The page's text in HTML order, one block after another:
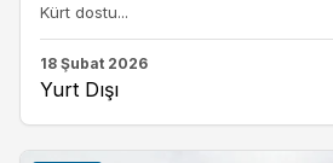
Kürt dostu...
18 Şubat 2026
Yurt Dışı